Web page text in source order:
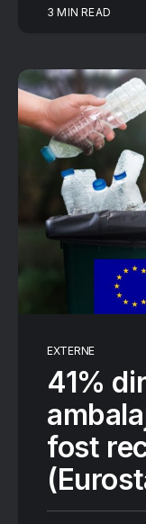
3 MIN READ
EXTERNE
41%
fost